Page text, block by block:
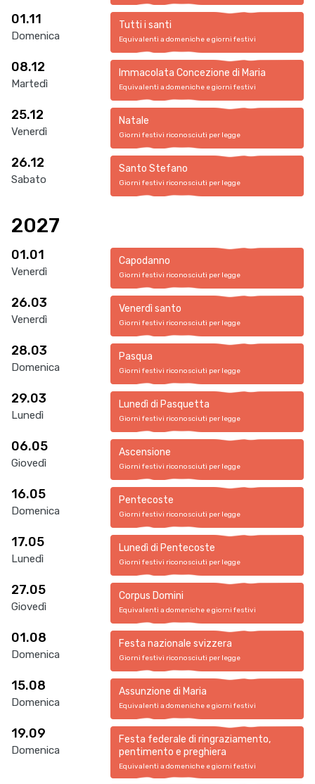
01.11
Domenica
Tutti i santi
Equivalenti a domeniche e giorni festivi
08.12
Martedì
Immacolata Concezione di Maria
Equivalenti a domeniche e giorni festivi
25.12
Venerdì
Natale
Giorni festivi riconosciuti per legge
26.12
Sabato
Santo Stefano
Giorni festivi riconosciuti per legge
2027
01.01
Venerdì
Capodanno
Giorni festivi riconosciuti per legge
26.03
Venerdì
Venerdì santo
Giorni festivi riconosciuti per legge
28.03
Domenica
Pasqua
Giorni festivi riconosciuti per legge
29.03
Lunedì
Lunedì di Pasquetta
Giorni festivi riconosciuti per legge
06.05
Giovedì
Ascensione
Giorni festivi riconosciuti per legge
16.05
Domenica
Pentecoste
Giorni festivi riconosciuti per legge
17.05
Lunedì
Lunedì di Pentecoste
Giorni festivi riconosciuti per legge
27.05
Giovedì
Corpus Domini
Equivalenti a domeniche e giorni festivi
01.08
Domenica
Festa nazionale svizzera
Giorni festivi riconosciuti per legge
15.08
Domenica
Assunzione di Maria
Equivalenti a domeniche e giorni festivi
19.09
Domenica
Festa federale di ringraziamento,
pentimento e preghiera
Equivalenti a domeniche e giorni festivi